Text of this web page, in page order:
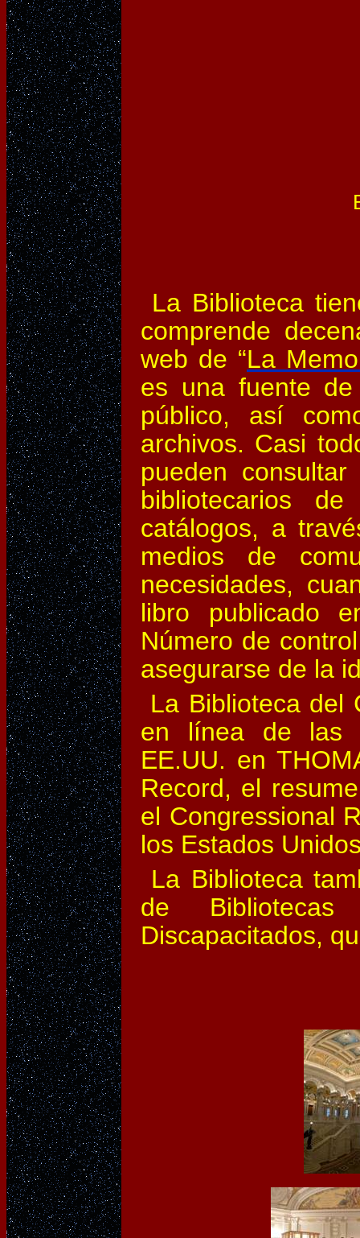
La Biblioteca
comprende
web de “La
es una fuente
público, así
archivos. Casi
pueden
bibliotecarios
catálogos, a
medios de
necesidades,
libro publicado
Número de
asegurarse de la
La Biblioteca del
en línea de las
EE.UU. en
Record, el
el Congressional
los Estados
La Biblioteca
de
Discapacitados,